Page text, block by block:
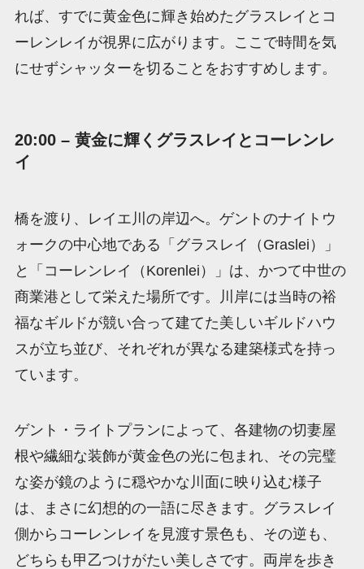
れば、すでに黄金色に輝き始めたグラスレイとコ
ーレンレイが視界に広がります。ここで時間を気
にせずシャッターを切ることをおすすめします。
20:00 – 黄金に輝くグラスレイとコーレンレ
イ
橋を渡り、レイエ川の岸辺へ。ゲントのナイトウ
ォークの中心地である「グラスレイ（Graslei）」
と「コーレンレイ（Korenlei）」は、かつて中世の
商業港として栄えた場所です。川岸には当時の裕
福なギルドが競い合って建てた美しいギルドハウ
スが立ち並び、それぞれが異なる建築様式を持っ
ています。
ゲント・ライトプランによって、各建物の切妻屋
根や繊細な装飾が黄金色の光に包まれ、その完璧
な姿が鏡のように穏やかな川面に映り込む様子
は、まさに幻想的の一語に尽きます。グラスレイ
側からコーレンレイを見渡す景色も、その逆も、
どちらも甲乙つけがたい美しさです。両岸を歩き